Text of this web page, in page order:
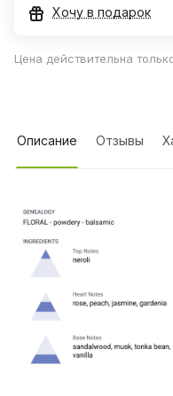
Хочу в подарок
Цена действительна
Описание Отзывы